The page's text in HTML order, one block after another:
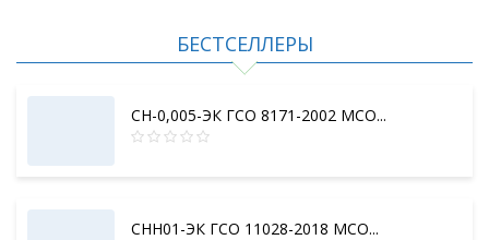
БЕСТСЕЛЛЕРЫ
СН-0,005-ЭК ГСО 8171-2002 МСО...
СНН01-ЭК ГСО 11028-2018 МСО...